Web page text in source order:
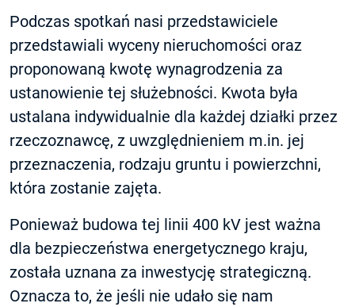
Podczas spotkań nasi przedstawiciele
przedstawiali wyceny nieruchomości oraz
proponowaną kwotę wynagrodzenia za
ustanowienie tej służebności. Kwota była
ustalana indywidualnie dla każdej działki przez
rzeczoznawcę, z uwzględnieniem m.in. jej
przeznaczenia, rodzaju gruntu i powierzchni,
która zostanie zajęta.
Ponieważ budowa tej linii 400 kV jest ważna
dla bezpieczeństwa energetycznego kraju,
została uznana za inwestycję strategiczną.
Oznacza to, że jeśli nie udało się nam